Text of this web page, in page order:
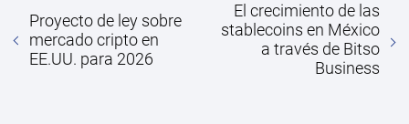
Proyecto de ley sobre
mercado cripto en
EE.UU. para 2026
El crecimiento de las
stablecoins en México
a través de Bitso
Business